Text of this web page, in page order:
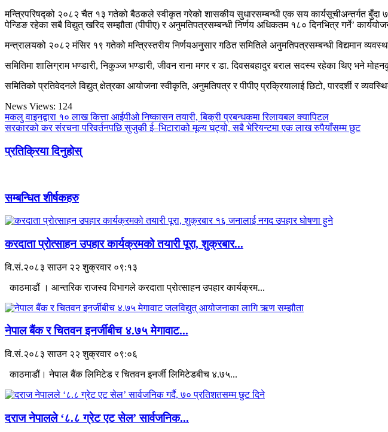
मन्त्रिपरिषद्को २०८२ चैत १३ गतेको बैठकले स्वीकृत गरेको शासकीय सुधारसम्बन्धी एक सय कार्यसूचीअन्तर्गत बुँदा
पेन्डिङ रहेका सबै विद्युत् खरिद सम्झौता (पीपीए) र अनुमतिपत्रसम्बन्धी निर्णय अधिकतम १८० दिनभित्र गर्ने’
मन्त्रालयको २०८२ मंसिर १९ गतेको मन्त्रिस्तरीय निर्णयअनुसार गठित समितिले अनुमतिपत्रसम्बन्धी विद्यमान
समितिमा शालिग्राम भण्डारी, निकुञ्ज भण्डारी, जीवन राना मगर र डा. दिवसबहादुर बराल सदस्य रहेका थिए भने
समितिको प्रतिवेदनले विद्युत् क्षेत्रका आयोजना स्वीकृति, अनुमतिपत्र र पीपीए प्रक्रियालाई छिटो, पारदर्शी र
News Views: 124
मकलु वाइनद्वारा १० लाख कित्ता आईपीओ निष्कासन तयारी, बिक्री प्रबन्धकमा रिलायबल क्यापिटल
सरकारको कर संरचना परिवर्तनपछि सुजुकी ई–भिटाराको मूल्य घट्यो, सबै भेरियन्टमा एक लाख रुपैयाँसम्म छुट
प्रतिक्रिया दिनुहोस्
सम्बन्धित शीर्षकहरु
करदाता प्रोत्साहन उपहार कार्यक्रमको तयारी पूरा, शुक्रबार...
वि.सं.२०८३ साउन २२ शुक्रवार ०९:१३
काठमाडौं । आन्तरिक राजस्व विभागले करदाता प्रोत्साहन उपहार कार्यक्रम...
नेपाल बैंक र चितवन इनर्जीबीच ४.७५ मेगावाट...
वि.सं.२०८३ साउन २२ शुक्रवार ०९:०६
काठमाडौं। नेपाल बैंक लिमिटेड र चितवन इनर्जी लिमिटेडबीच ४.७५...
दराज नेपालले ‘८.८ ग्रेट एट सेल’ सार्वजनिक...